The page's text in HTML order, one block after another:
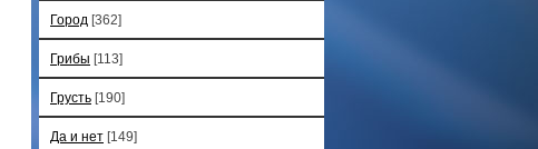
Город [362]
Грибы [113]
Грусть [190]
Да и нет [149]